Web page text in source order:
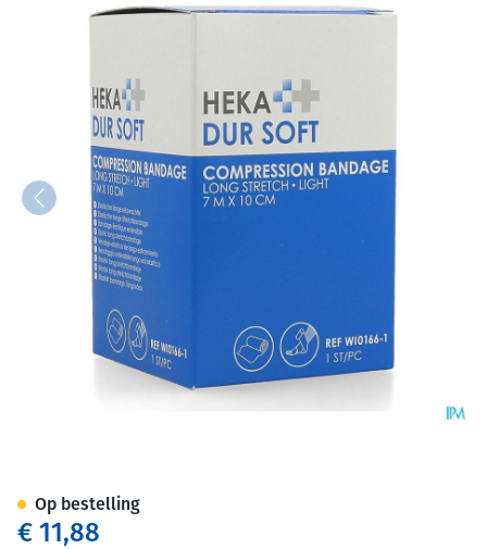
€ 11,88
Op bestelling